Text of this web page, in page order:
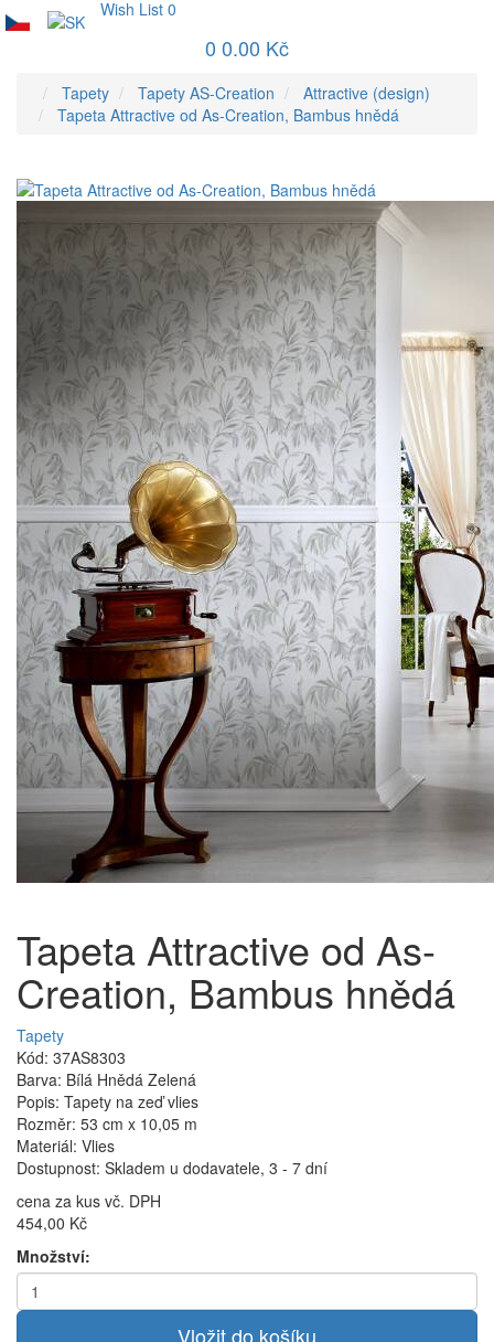
Wish List 0
0 0.00 Kč
Tapety Tapety AS-Creation
Attractive (design)
Tapeta Attractive od As-Creation, Bambus hnědá
Tapeta Attractive od As-
Creation, Bambus hnědá
Tapety
Kód: 37AS8303
Barva: Bílá Hnědá Zelená
Popis: Tapety na zeď vlies
Rozměr: 53 cm x 10,05 m
Materiál: Vlies
Dostupnost: Skladem u dodavatele, 3 - 7 dní
cena za kus vč. DPH
454,00 Kč
Množství: